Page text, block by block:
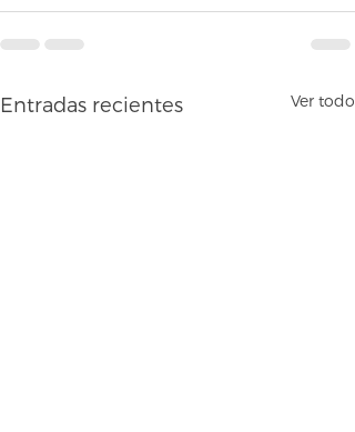
Entradas recientes Ver todo